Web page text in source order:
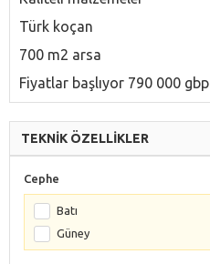
Türk koçan
700 m2 arsa
Fiyatlar başlıyor 790 000 gbp
TEKNİK ÖZELLİKLER
Cephe
Batı
Güney